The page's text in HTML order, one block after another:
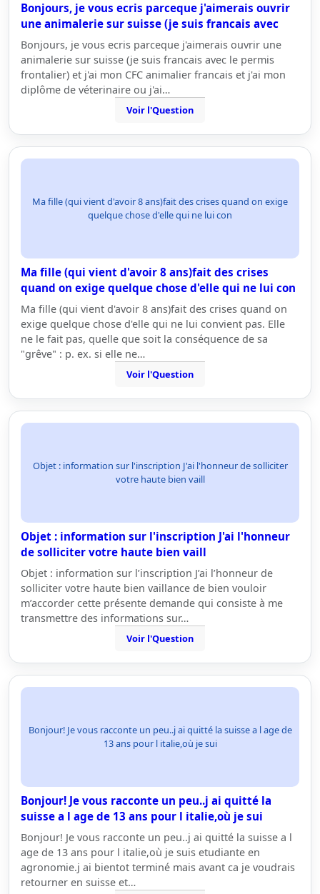
Bonjours, je vous ecris parceque j'aimerais ouvrir
une animalerie sur suisse (je suis francais avec
Bonjours, je vous ecris parceque j'aimerais ouvrir une
animalerie sur suisse (je suis francais avec le permis
frontalier) et j'ai mon CFC animalier francais et j'ai mon
diplôme de véterinaire ou j'ai…
Voir l'Question
Ma fille (qui vient d'avoir 8 ans)fait des crises quand on exige
quelque chose d'elle qui ne lui con
Ma fille (qui vient d'avoir 8 ans)fait des crises
quand on exige quelque chose d'elle qui ne lui con
Ma fille (qui vient d'avoir 8 ans)fait des crises quand on
exige quelque chose d'elle qui ne lui convient pas. Elle
ne le fait pas, quelle que soit la conséquence de sa
"grêve" : p. ex. si elle ne…
Voir l'Question
Objet : information sur l'inscription J'ai l'honneur de solliciter
votre haute bien vaill
Objet : information sur l'inscription J'ai l'honneur
de solliciter votre haute bien vaill
Objet : information sur l’inscription J’ai l’honneur de
solliciter votre haute bien vaillance de bien vouloir
m’accorder cette présente demande qui consiste à me
transmettre des informations sur…
Voir l'Question
Bonjour! Je vous racconte un peu..j ai quitté la suisse a l age de
13 ans pour l italie,où je sui
Bonjour! Je vous racconte un peu..j ai quitté la
suisse a l age de 13 ans pour l italie,où je sui
Bonjour! Je vous racconte un peu..j ai quitté la suisse a l
age de 13 ans pour l italie,où je suis etudiante en
agronomie.j ai bientot terminé mais avant ca je voudrais
retourner en suisse et…